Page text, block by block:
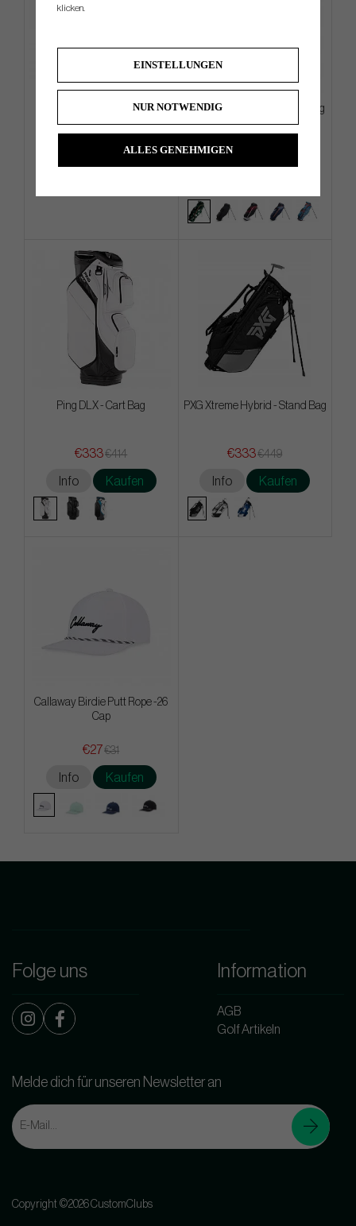
Callaway Chrome Soft 2026 -
White
Ogio Featherlite -26 - Carry Bag
€225
Ping DLX - Cart Bag
€333€414
Info Kaufen
PXG Xtreme Hybrid - Stand Bag
€333€449
Info Kaufen
Callaway Birdie Putt Rope -26
Cap
€27€31
Info Kaufen
Folge uns Information
AGB
Golf Artikeln
Melde dich für unseren Newsletter an
Copyright ©2026 CustomClubs
klicken.
EINSTELLUNGEN
NUR NOTWENDIG
ALLES GENEHMIGEN